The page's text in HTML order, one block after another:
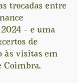
trocadas entre
– e uma
de
às visitas em
Coimbra.